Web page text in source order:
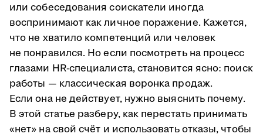
или собеседования соискатели иногда
воспринимают как личное поражение. Кажется,
что не хватило компетенций или человек
не понравился. Но если посмотреть на процесс
глазами HR-специалиста, становится ясно: поиск
работы — классическая воронка продаж.
Если она не действует, нужно выяснить почему.
В этой статье разберу, как перестать принимать
«нет» на свой счёт и использовать отказы, чтобы